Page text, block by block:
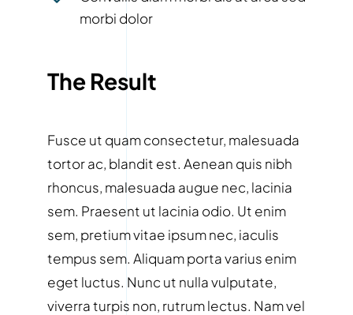
morbi dolor
The Result
Fusce ut quam consectetur, malesuada
tortor ac, blandit est. Aenean quis nibh
rhoncus, malesuada augue nec, lacinia
sem. Praesent ut lacinia odio. Ut enim
sem, pretium vitae ipsum nec, iaculis
tempus sem. Aliquam porta varius enim
eget luctus. Nunc ut nulla vulputate,
viverra turpis non, rutrum lectus. Nam vel